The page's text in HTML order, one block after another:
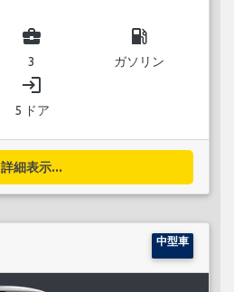
business_center
3
local_gas_station
ガソリン
login
5 ドア
詳細表示...
中型車